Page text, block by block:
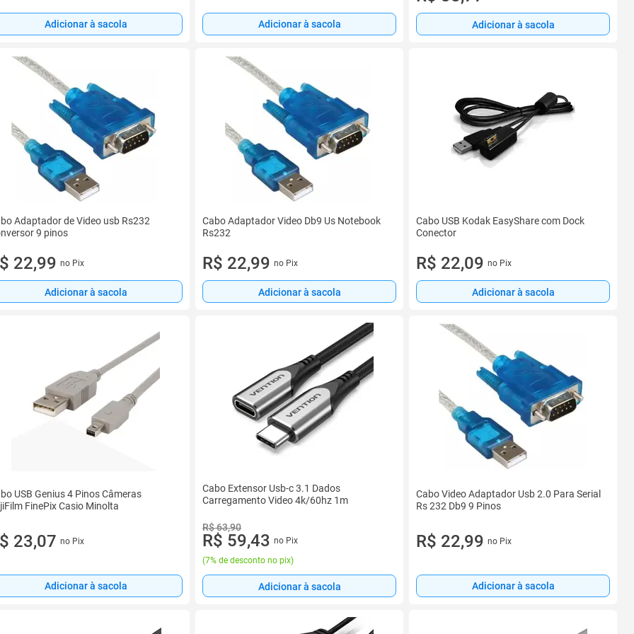
Adicionar à sacola Adicionar à sacola Adicionar à sacola
Adaptador de Video usb Rs232
9 pinos
22,99 no Pix
Adicionar à sacola
Cabo Adaptador Video Db9 Us Notebook
Rs232
R$ 22,99 no Pix
Adicionar à sacola
Cabo USB Kodak EasyShare com Dock
Conector
R$ 22,09 no Pix
Adicionar à sacola
USB Genius 4 Pinos Câmeras
FinePix Casio Minolta
23,07 no Pix
Adicionar à sacola
Cabo Extensor Usb-c 3.1 Dados
Carregamento Video 4k/60hz 1m
R$ 63,90
R$ 59,43 no Pix
(7% de desconto no pix)
Adicionar à sacola
Cabo Video Adaptador Usb 2.0 Para Serial
Rs 232 Db9 9 Pinos
R$ 22,99 no Pix
Adicionar à sacola